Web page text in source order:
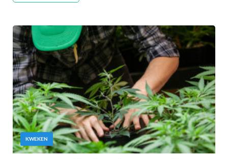
KWEKEN